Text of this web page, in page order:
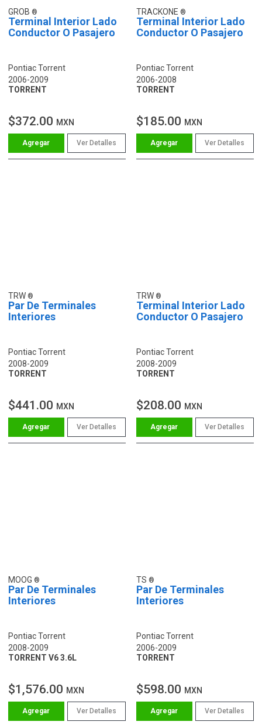
GROB
Terminal Interior Lado
Conductor O Pasajero
Pontiac Torrent
2006-2009
TORRENT
$372.00 MXN
Ver Detalles
TRACKONE
Terminal Interior Lado
Conductor O Pasajero
Pontiac Torrent
2006-2008
TORRENT
$185.00 MXN
Ver Detalles
TRW
Par De Terminales
Interiores
Pontiac Torrent
2008-2009
TORRENT
$441.00 MXN
Ver Detalles
TRW
Terminal Interior Lado
Conductor O Pasajero
Pontiac Torrent
2008-2009
TORRENT
$208.00 MXN
Ver Detalles
MOOG
Par De Terminales
Interiores
Pontiac Torrent
2008-2009
TORRENT V6 3.6L
$1,576.00 MXN
Ver Detalles
TS
Par De Terminales
Interiores
Pontiac Torrent
2006-2009
TORRENT
$598.00 MXN
Ver Detalles